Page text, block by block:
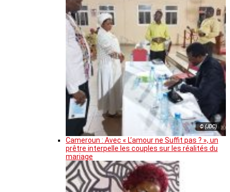
© (JDC)
Cameroun : Avec « L’amour ne Suffit pas ? », un
prêtre interpelle les couples sur les réalités du
mariage